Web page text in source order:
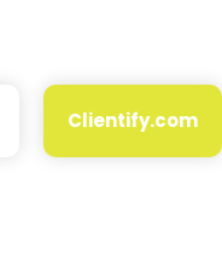
Clientify.com